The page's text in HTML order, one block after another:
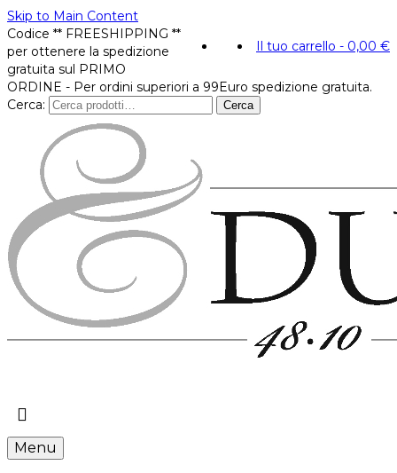
Skip to Main Content
Il tuo carrello - 0,00 €
Codice ** FREESHIPPING **
per ottenere la spedizione
gratuita sul PRIMO
ORDINE - Per ordini superiori a 99Euro spedizione gratuita.
Cerca:
Cerca
Menu